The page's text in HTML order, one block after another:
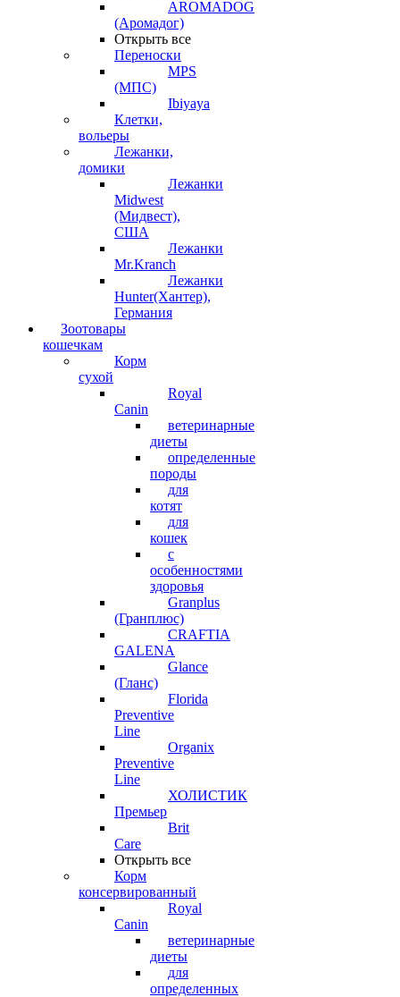
AROMADOG
(Аромадог)
Открыть все
Переноски
MPS
(МПС)
Ibiyaya
Клетки,
вольеры
Лежанки,
домики
Лежанки
Midwest
(Мидвест),
США
Лежанки
Mr.Kranch
Лежанки
Hunter(Хантер),
Германия
Зоотовары
кошечкам
Корм
сухой
Royal
Canin
ветеринарные
диеты
определенные
породы
для
котят
для
кошек
с
особенностями
здоровья
Granplus
(Гранплюс)
CRAFTIA
GALENA
Glance
(Гланс)
Florida
Preventive
Line
Organix
Preventive
Line
ХОЛИСТИК
Премьер
Brit
Care
Открыть все
Корм
консервированный
Royal
Canin
ветеринарные
диеты
для
определенных